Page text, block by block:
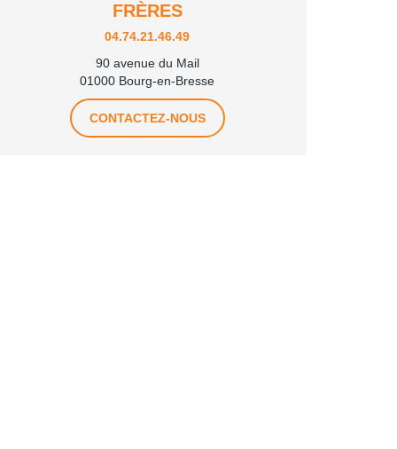
FRÈRES
04.74.21.46.49
90 avenue du Mail
01000 Bourg-en-Bresse
CONTACTEZ-NOUS